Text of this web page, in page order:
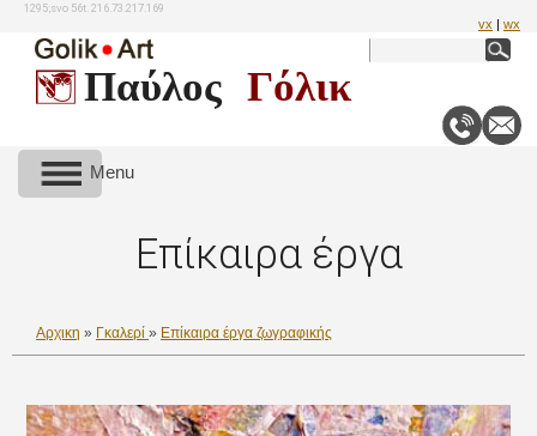
1295;svo 56t. 216.73.217.169
vx | wx
Παύλος Γόλικ
Menu
Επίκαιρα έργα
Αρχικη » Γκαλερί » Επίκαιρα έργα ζωγραφικής